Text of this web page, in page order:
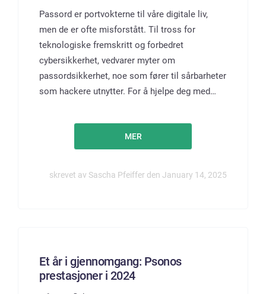
Passord er portvokterne til våre digitale liv,
men de er ofte misforstått. Til tross for
teknologiske fremskritt og forbedret
cybersikkerhet, vedvarer myter om
passordsikkerhet, noe som fører til sårbarheter
som hackere utnytter. For å hjelpe deg med…
MER
skrevet av Sascha Pfeiffer den January 14, 2025
Et år i gjennomgang: Psonos
prestasjoner i 2024